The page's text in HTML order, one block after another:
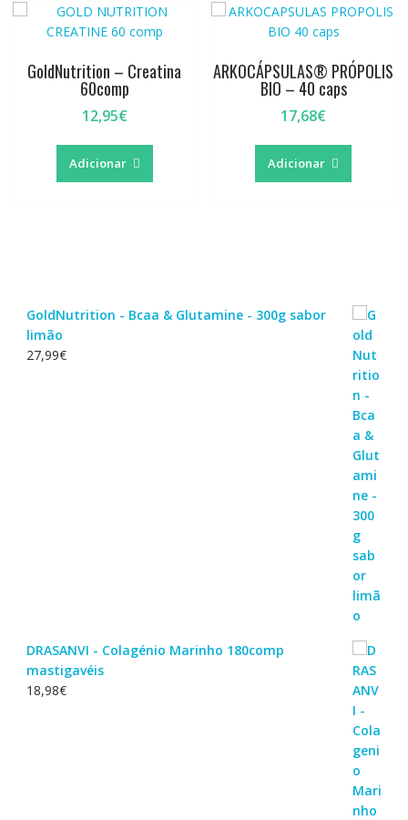
GoldNutrition – Creatina
60comp
12,95€
Adicionar
ARKOCÁPSULAS® PRÓPOLIS
BIO – 40 caps
17,68€
Adicionar
GoldNutrition - Bcaa & Glutamine - 300g sabor
limão
27,99€
DRASANVI - Colagénio Marinho 180comp
mastigavéis
18,98€